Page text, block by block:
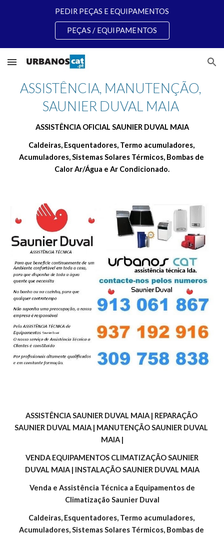
PEDIR PEÇAS E EQUIPAMENTOS
PEÇAS / EQUIPAMENTOS
ASSISTÊNCIA, MANUTENÇÃO,
SAUNIER DUVAL MAIA
ASSISTÊNCIA OFICIAL SAUNIER DUVAL MAIA
Caldeiras, Esquentadores, Termo acumuladores,
Acumuladores, Sistemas Solares Térmicos, Bombas de
Calor Ar/Água e Ar Condicionado.
ASSISTÊNCIA SAUNIER DUVAL MAIA | REPARAÇÃO
SAUNIER DUVAL MAIA | MANUTENÇÃO SAUNIER DUVAL
MAIA |
DUVAL MAIA | INSTALAÇÃO SAUNIER DUVAL MAIA
Climatização Saunier Duval
Caldeiras, Esquentadores, Termo acumuladores,
Acumuladores, Sistemas Solares Térmicos, Bombas de